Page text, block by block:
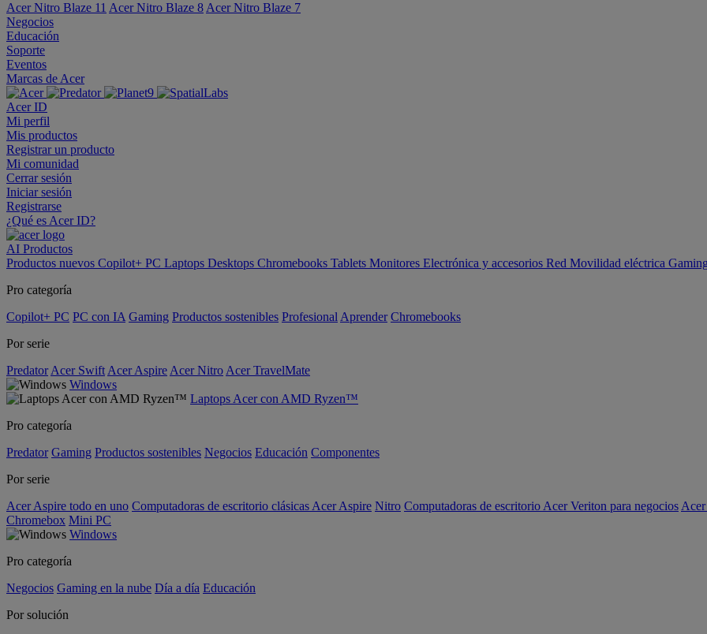
Acer Nitro Blaze 11 Acer Nitro Blaze 8 Acer Nitro Blaze 7
Negocios
Educación
Soporte
Eventos
Marcas de Acer
Acer ID
Mi perfil
Mis productos
Registrar un producto
Mi comunidad
Cerrar sesión
Iniciar sesión
Registrarse
¿Qué es Acer ID?
AI Productos
Productos nuevos Copilot+ PC Laptops Desktops Chromebooks Tablets Monitores Electrónica y accesorios Red Movilidad eléctrica
Pro categoría
Copilot+ PC PC con IA Gaming Productos sostenibles Profesional Aprender Chromebooks
Por serie
Predator Acer Swift Acer Aspire Acer Nitro Acer TravelMate
Windows
Laptops Acer con AMD Ryzen™
Pro categoría
Predator Gaming Productos sostenibles Negocios Educación Componentes
Por serie
Acer Aspire todo en uno Computadoras de escritorio clásicas Acer Aspire Nitro Computadoras de escritorio Acer Veriton para negocios
Chromebox Mini PC
Windows
Pro categoría
Negocios Gaming en la nube Día a día Educación
Por solución